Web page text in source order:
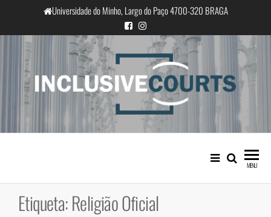
o
conteúdo
Universidade do Minho, Largo do Paço 4700-320 BRAGA
InclusiveCourts
Igualdade e diferença cultural na
prática judicial portuguesa
MENU
Etiqueta:Religião Oficial